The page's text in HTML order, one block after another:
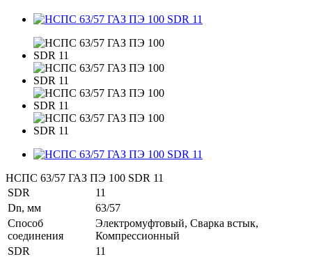
НСПС 63/57 ГАЗ ПЭ 100 SDR 11
SDR
11
Dn, мм
63/57
Способ
соединения
Электромуфтовый, Сварка встык,
Компрессионный
SDR
11